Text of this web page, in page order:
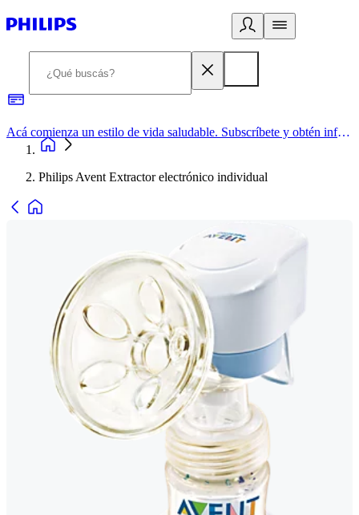
Acá comienza un estilo de vida saludable. Subscríbete y obtén información de primera mano
Philips Avent Extractor electrónico individual